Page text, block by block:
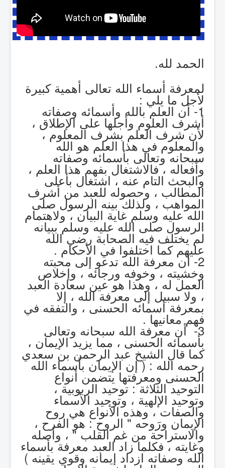
الحمد لله.
لمعرفة أسماء الله تعالى أهمية كبيرة
لأجل ما يلي :
1- أن العلم بالله وأسمائه وصفاته
أشرف العلوم وأجلها على الإطلاق ،
لأن شرف العلم بشرف المعلوم ،
والمعلوم في هذا العلم هو الله
سبحانه وتعالى بأسمائه وصفاته
وأفعاله ، فالاشتغال بفهم هذا العلم ،
والبحث التام عنه ، اشتغال بأعلى
المطالب ، وحصوله للعبد من أشرف
المواهب ، ولذلك بينه الرسول صلى
الله عليه وسلم غاية البيان ، ولاهتمام
الرسول صلى الله عليه وسلم ببيانه
لم يختلف فيه الصحابة رضي الله
عليهم كما اختلفوا في الأحكام .
2- أن معرفة الله تدعو إلى محبته
وخشيته ، وخوفه ورجائه ، وإخلاص
العمل له ، وهذا هو عين سعادة العبد
، ولا سبيل إلى معرفة الله ، إلا
بمعرفة أسمائه الحسنى ، والتفقه في
فهم معانيها .
3- أن معرفة الله سبحانه وتعالى
بأسمائه الحسنى ، مما يزيد الإيمان ،
كما قال الشيخ عبد الرحمن بن سعدي
رحمه الله : ( إن الإيمان بأسماء الله
الحسنى ومعرفتها يتضمن أنواع
التوحيد الثلاثة : توحيد الربوبية ،
وتوحيد الإلهية ، وتوحيد الأسماء
والصفات ، وهذه الأنواع هي روح
الإيمان ورَوحه " الروح : هو الفرح ،
والاستراحة من غم القلب " ، وأصله
وغايته ، فكلما زاد العبد معرفة بأسماء
الله وصفاته ازداد إيمانه وقوي يقينه )